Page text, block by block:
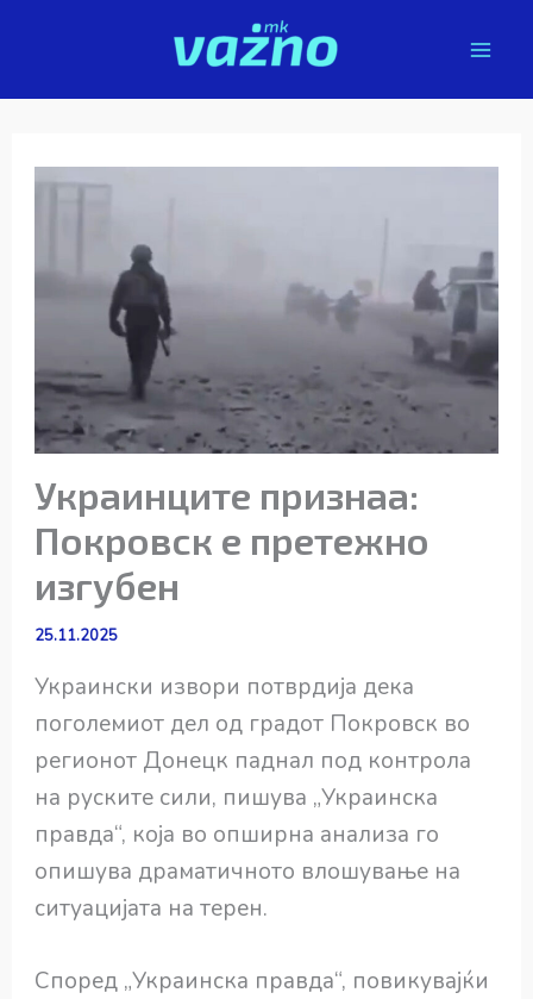
Украинците признаа:
Покровск е претежно
изгубен
25.11.2025
Украински извори потврдија дека
поголемиот дел од градот Покровск во
регионот Донецк паднал под контрола
на руските сили, пишува „Украинска
правда“, која во опширна анализа го
опишува драматичното влошување на
ситуацијата на терен.
Според „Украинска правда“, повикувајќи